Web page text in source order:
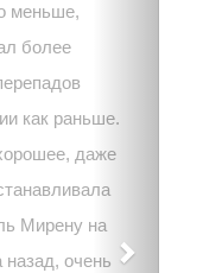
меньше,
более
как раньше.
даже
Мирену на
очень